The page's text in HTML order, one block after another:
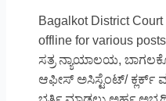
Bagalkot District
offline for various
ಸತ್ರ ನ್ಯಾಯಾಲಯ,
ಆಫೀಸ್ ಅಸಿಸ್ಟೆಂಟ್/ ಕ್ಲರ್ಕ್